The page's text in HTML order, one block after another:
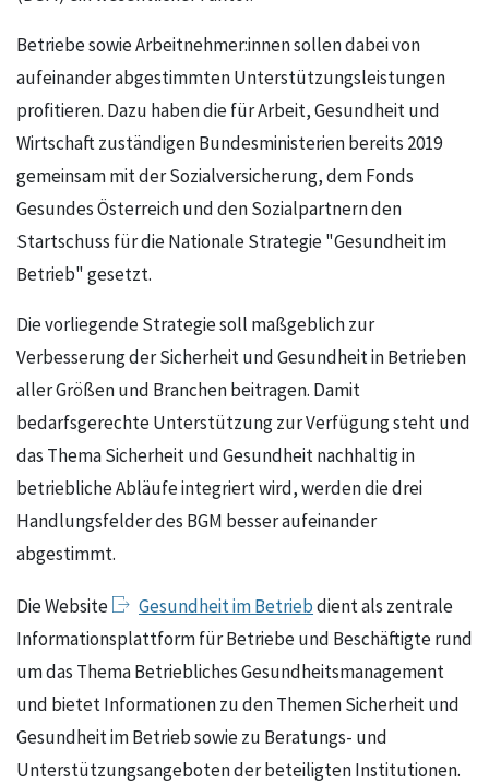
Betriebe sowie Arbeitnehmer:innen sollen dabei von
aufeinander abgestimmten Unterstützungsleistungen
profitieren. Dazu haben die für Arbeit, Gesundheit und
Wirtschaft zuständigen Bundesministerien bereits 2019
gemeinsam mit der Sozialversicherung, dem Fonds
Gesundes Österreich und den Sozialpartnern den
Startschuss für die Nationale Strategie "Gesundheit im
Betrieb" gesetzt.
Die vorliegende Strategie soll maßgeblich zur
Verbesserung der Sicherheit und Gesundheit in Betrieben
aller Größen und Branchen beitragen. Damit
bedarfsgerechte Unterstützung zur Verfügung steht und
das Thema Sicherheit und Gesundheit nachhaltig in
betriebliche Abläufe integriert wird, werden die drei
Handlungsfelder des BGM besser aufeinander
abgestimmt.
Die Website Gesundheit im Betriebdient als zentrale
Informationsplattform für Betriebe und Beschäftigte rund
um das Thema Betriebliches Gesundheitsmanagement
und bietet Informationen zu den Themen Sicherheit und
Gesundheit im Betrieb sowie zu Beratungs- und
Unterstützungsangeboten der beteiligten Institutionen.